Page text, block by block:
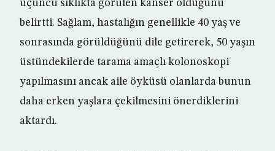
üçüncü sıklıkta görülen kanser olduğunu
belirtti. Sağlam, hastalığın genellikle 40 yaş ve
sonrasında görüldüğünü dile getirerek, 50 yaşın
üstündekilerde tarama amaçlı kolonoskopi
yapılmasını ancak aile öyküsü olanlarda bunun
daha erken yaşlara çekilmesini önerdiklerini
aktardı.